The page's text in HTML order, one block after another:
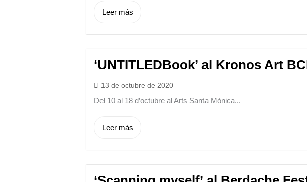
Leer más
‘UNTITLEDBook’ al Kronos Art
13 de octubre de 2020
Del 10 al 18 d’octubre al Arts Santa Mònica...
Leer más